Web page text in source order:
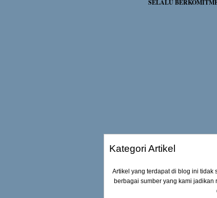
SELALU
Kategori Artikel
Artikel yang terdapat di blog ini
berbagai sumber yang kami jadikan